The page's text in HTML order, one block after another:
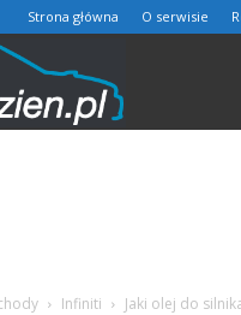
Strona główna O serwisie
Infiniti Jaki olej do